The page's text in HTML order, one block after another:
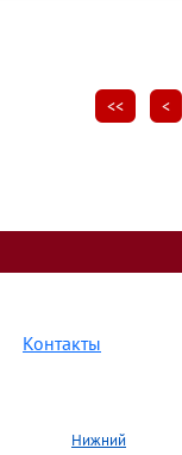
<< <
Контакты
Нижний